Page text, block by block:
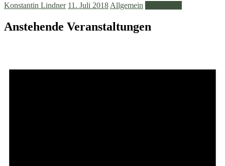
Konstantin Lindner 11. Juli 2018 Allgemein
Anstehende Veranstaltungen